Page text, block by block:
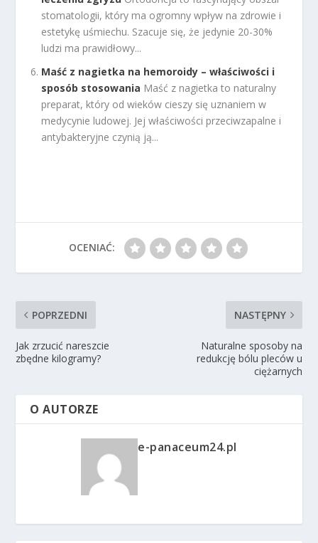
stomatologii, który ma ogromny wpływ na zdrowie i
estetykę uśmiechu. Szacuje się, że jedynie 20-30%
ludzi ma prawidłowy...
Maść z nagietka na hemoroidy – właściwości i
sposób stosowania Maść z nagietka to naturalny
preparat, który od wieków cieszy się uznaniem w
medycynie ludowej. Jej właściwości przeciwzapalne i
antybakteryjne czynią ją...
OCENIAĆ:
POPRZEDNI
Jak zrzucić nareszcie
zbędne kilogramy?
NASTĘPNY
Naturalne sposoby na
redukcję bólu pleców u
ciężarnych
O AUTORZE
e-panaceum24.pl